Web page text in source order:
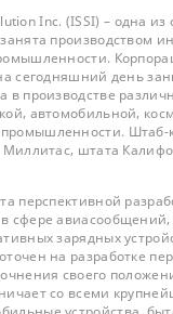
Inc. (ISSI) – одна из
производством
сегодняшний день
в производстве
автомобильной,
Штаб-
Миллитас, штата
перспективной
сфере
зарядных
на разработке
своего
со всеми